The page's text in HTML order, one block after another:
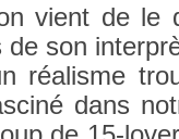
vient de le
de son
réalis­me
dans